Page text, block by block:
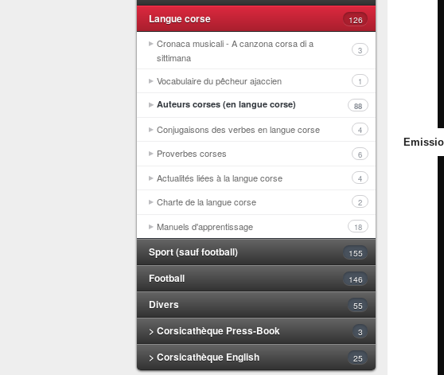
Langue corse 126
Cronaca musicali - A canzona corsa di a
sittimana
3
Vocabulaire du pêcheur ajaccien 1
Auteurs corses (en langue corse) 88
Conjugaisons des verbes en langue corse 4
Proverbes corses 6
Actualités liées à la langue corse 4
Charte de la langue corse 2
Manuels d'apprentissage 18
Sport (sauf football) 155
Football 146
Divers 55
> Corsicathèque Press-Book 3
> Corsicathèque English 25